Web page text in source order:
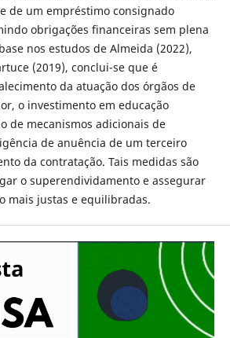
de um empréstimo consignado
obrigações financeiras sem plena
nos estudos de Almeida (2022),
(2019), conclui-se que é
da atuação dos órgãos de
o investimento em educação
de mecanismos adicionais de
de anuência de um terceiro
da contratação. Tais medidas são
o superendividamento e assegurar
mais justas e equilibradas.